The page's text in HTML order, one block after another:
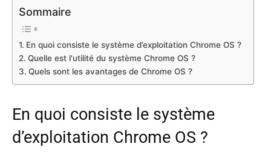
Sommaire
En quoi consiste le système d’exploitation Chrome OS ?
Quelle est l'utilité du système Chrome OS ?
Quels sont les avantages de Chrome OS ?
En quoi consiste le système
d’exploitation Chrome OS ?